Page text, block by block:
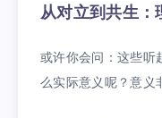
从对立到共生：
或许你会问：这些听
么实际意义呢？意义